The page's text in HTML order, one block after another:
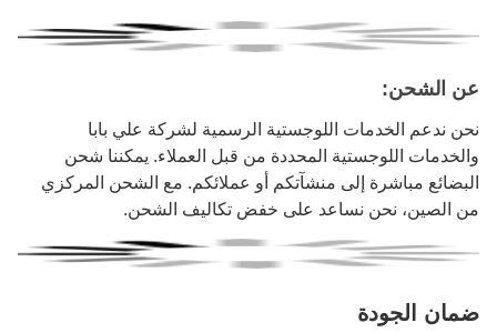
عن الشحن:
نحن ندعم الخدمات اللوجستية الرسمية لشركة علي بابا
والخدمات اللوجستية المحددة من قبل العملاء. يمكننا شحن
البضائع مباشرة إلى منشآتكم أو عملائكم. مع الشحن المركزي
من الصين، نحن نساعد على خفض تكاليف الشحن.
ضمان الجودة